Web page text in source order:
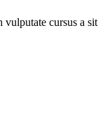
cursus a sit